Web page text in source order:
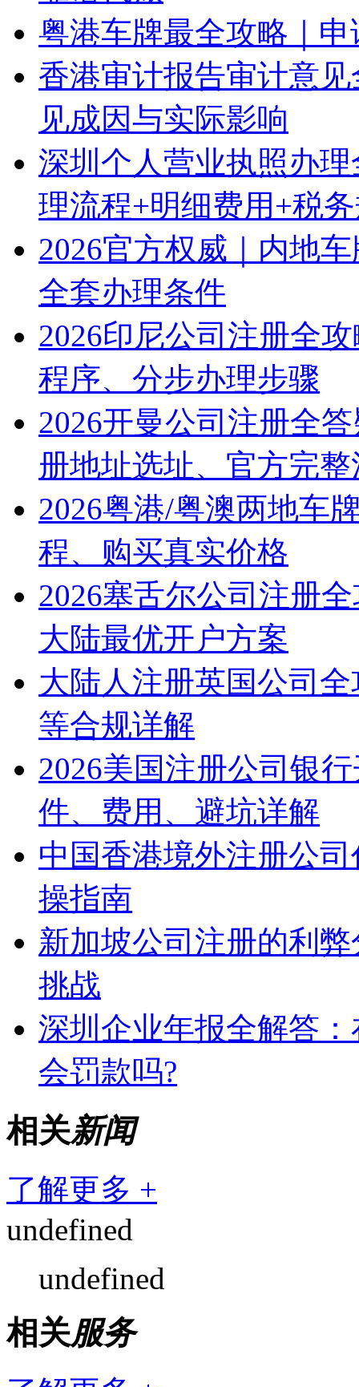
粤港车牌最全攻略｜
香港审计报告审计意
见成因与实际影响
深圳个人营业执照办
理流程+明细费用+税
2026官方权威｜内地
全套办理条件
2026印尼公司注册全
程序、分步办理步骤
2026开曼公司注册全
册地址选址、官方完
2026粤港/粤澳两地车
程、购买真实价格
2026塞舌尔公司注册
大陆最优开户方案
大陆人注册英国公司
等合规详解
2026美国注册公司银
件、费用、避坑详解
中国香港境外注册公
操指南
新加坡公司注册的利
挑战
深圳企业年报全解答
会罚款吗?
相关新闻
了解更多 +
undefined
undefined
相关服务